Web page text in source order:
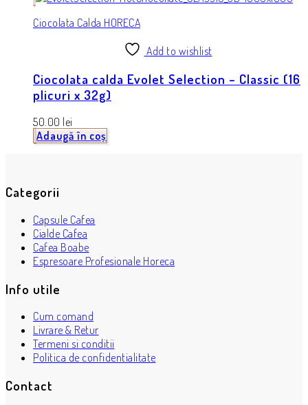
Ciocolata Calda HORECA
Add to wishlist
Ciocolata calda Evolet Selection – Classic (16
plicuri x 32g)
50.00 lei
Adaugă în coș
Categorii
Capsule Cafea
Cialde Cafea
Cafea Boabe
Espresoare Profesionale Horeca
Info utile
Cum comand
Livrare & Retur
Termeni si conditii
Politica de confidentialitate
Contact